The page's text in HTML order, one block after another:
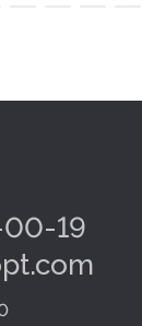
00-19